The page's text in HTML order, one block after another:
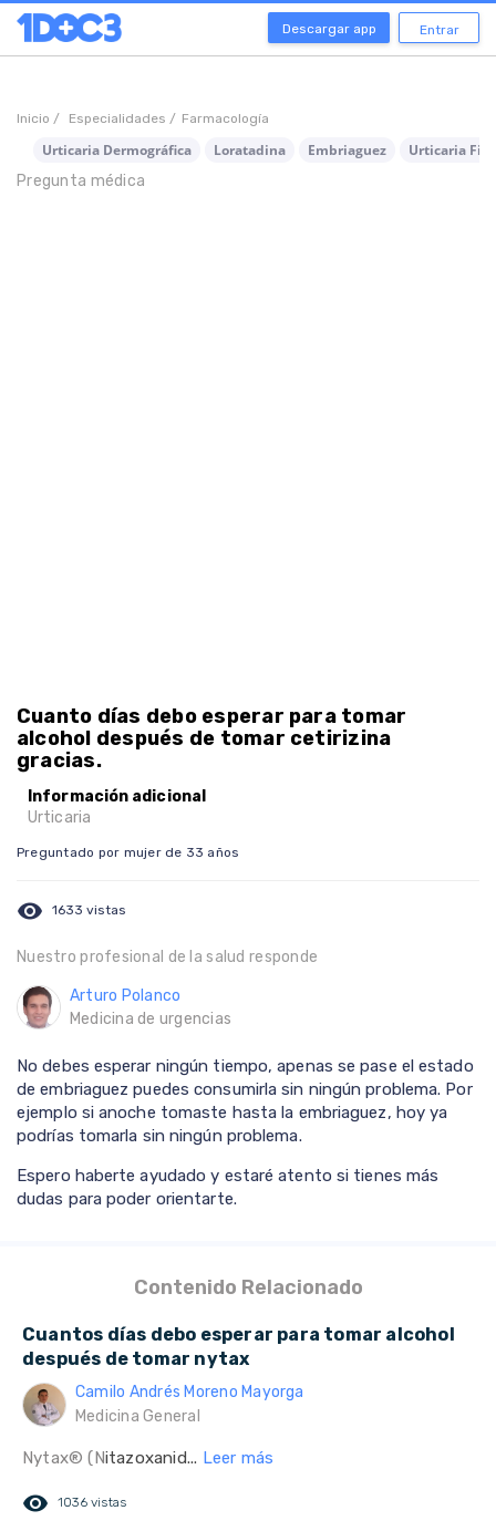
Descargar app Entrar
Inicio / Especialidades / Farmacología
Urticaria Dermográfica Loratadina Embriaguez
Urticaria
Pregunta médica
Cuanto días debo esperar para tomar
alcohol después de tomar cetirizina
gracias.
Información adicional
Urticaria
Preguntado por mujer de 33 años
visibility 1633 vistas
Nuestro profesional de la salud responde
Arturo Polanco
Medicina de urgencias
No debes esperar ningún tiempo, apenas se pase el estado
de embriaguez puedes consumirla sin ningún problema. Por
ejemplo si anoche tomaste hasta la embriaguez, hoy ya
podrías tomarla sin ningún problema.
Espero haberte ayudado y estaré atento si tienes más
dudas para poder orientarte.
Contenido Relacionado
Cuantos días debo esperar para tomar alcohol
después de tomar nytax
Camilo Andrés Moreno Mayorga
Medicina General
Nytax® (Nitazoxanid... Leer más
remove_red_eye 1036 vistas